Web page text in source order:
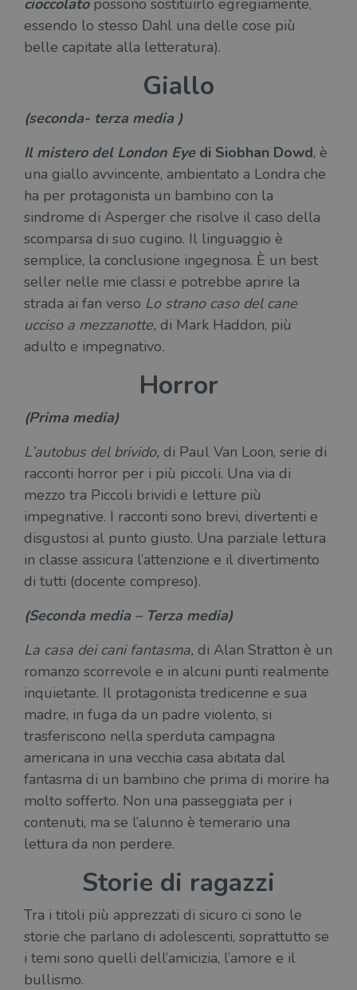
cioccolatopossono sostituirlo egregiamente,
essendo lo stesso Dahl una delle cose più
belle capitate alla letteratura).
Giallo
(seconda- terza media )
Il mistero del London Eyedi Siobhan Dowd, è
una giallo avvincente, ambientato a Londra che
ha per protagonista un bambino con la
sindrome di Asperger che risolve il caso della
scomparsa di suo cugino. Il linguaggio è
semplice, la conclusione ingegnosa. È un best
seller nelle mie classi e potrebbe aprire la
strada ai fan verso Lo strano caso del cane
ucciso a mezzanotte, di Mark Haddon, più
adulto e impegnativo.
Horror
(Prima media)
L’autobus del brivido, di Paul Van Loon, serie di
racconti horror per i più piccoli. Una via di
mezzo tra Piccoli brividi e letture più
impegnative. I racconti sono brevi, divertenti e
disgustosi al punto giusto. Una parziale lettura
in classe assicura l’attenzione e il divertimento
di tutti (docente compreso).
(Seconda media – Terza media)
La casa dei cani fantasma, di Alan Stratton è un
romanzo scorrevole e in alcuni punti realmente
inquietante. Il protagonista tredicenne e sua
madre, in fuga da un padre violento, si
trasferiscono nella sperduta campagna
americana in una vecchia casa abitata dal
fantasma di un bambino che prima di morire ha
molto sofferto. Non una passeggiata per i
contenuti, ma se l’alunno è temerario una
lettura da non perdere.
Storie di ragazzi
Tra i titoli più apprezzati di sicuro ci sono le
storie che parlano di adolescenti, soprattutto se
i temi sono quelli dell’amicizia, l’amore e il
bullismo.